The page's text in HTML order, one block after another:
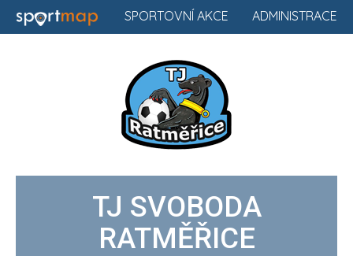
ADMINISTRACE
SPORTOVNÍ AKCE
TJ SVOBODA
RATMĚŘICE